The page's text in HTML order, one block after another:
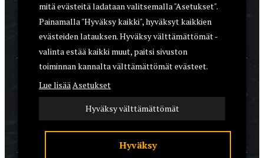
VARUSTEET
KOIRAT
YHTEYSTIEDOT
REKISTERISELOSTE
EVÄSTEET
mitä evästeitä ladataan valitsemalla "Asetukset".
Painamalla "Hyväksy kaikki", hyväksyt kaikkien
evästeiden latauksen. Hyväksy välttämättömät -
valinta estää kaikki muut, paitsi sivuston
toiminnan kannalta välttämättömät evästeet.
Lue lisääAsetukset
Hyväksy välttämättömät
Hyväksy